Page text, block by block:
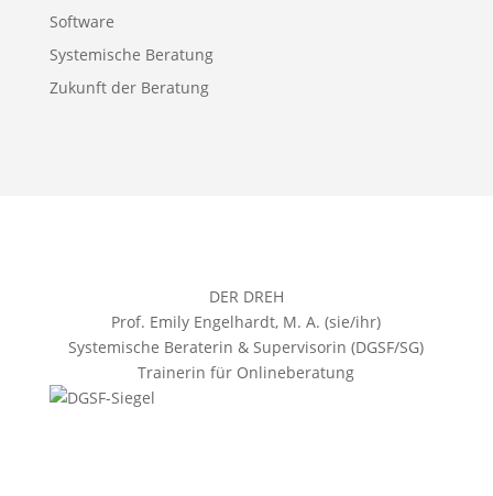
Software
Systemische Beratung
Zukunft der Beratung
DER DREH
Prof. Emily Engelhardt, M. A. (sie/ihr)
Systemische Beraterin & Supervisorin (DGSF/SG)
Trainerin für Onlineberatung